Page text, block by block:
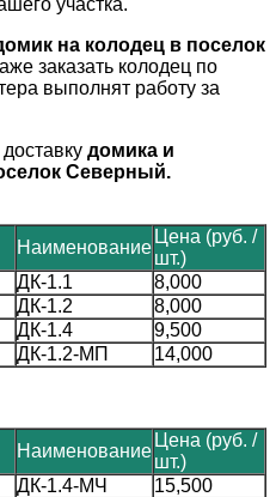
участка.
на колодец в поселок
заказать колодец по
выполнят работу за
домика и
Северный.
Наименование
Цена (руб. /
шт.)
ДК-1.1
8,000
ДК-1.2
8,000
ДК-1.4
9,500
ДК-1.2-МП 14,000
Наименование
Цена (руб. /
шт.)
ДК-1.4-МЧ
15,500